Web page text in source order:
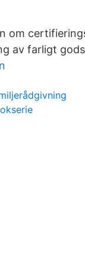
om
av farligt